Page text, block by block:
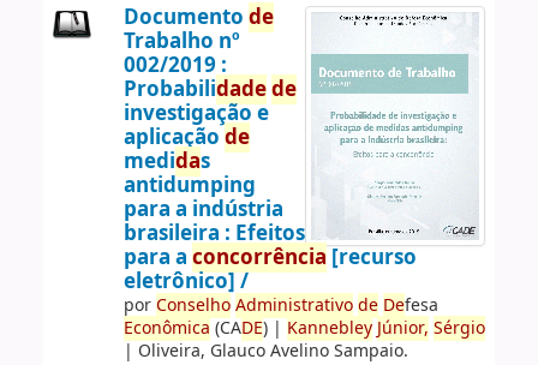
Documento de
Trabalho nº
002/2019 :
Probabilidadede
investigação e
aplicação de
medidas
antidumping
para a indústria
brasileira : Efeitos
para a concorrência [recurso
eletrônico] /
porConselho Administrativo de Defesa
Econômica (CADE)| Kannebley Júnior, Sérgio
| Oliveira, Glauco Avelino Sampaio.